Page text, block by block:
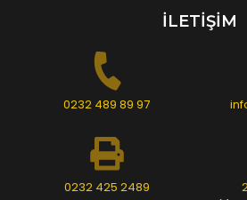
İLETİŞİM
0232 489 89 97
0232 425 2489